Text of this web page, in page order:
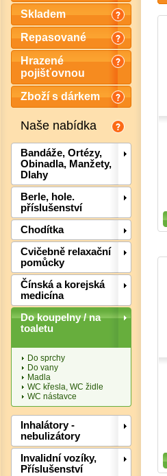
Skladem
Repasované
Hrazené
pojišťovnou
Zboží s dárkem
Naše nabídka
Bandáže, Ortézy,
Obinadla, Manžety,
Dlahy
Berle, hole.
příslušenství
Chodítka
Cvičebně relaxační
pomůcky
Čínská a korejská
medicína
Do koupelny / na
toaletu
Do sprchy
Do vany
Madla
WC křesla, WC židle
WC nástavce
Inhalátory -
nebulizátory
Invalidní vozíky,
Příslušenství
Detail
Detail